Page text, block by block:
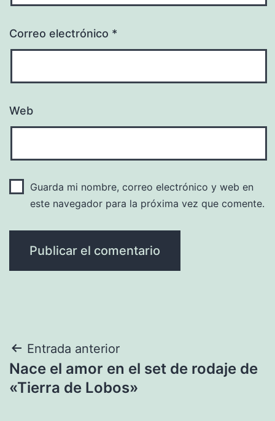
Correo electrónico *
Web
Guarda mi nombre, correo electrónico y web en
este navegador para la próxima vez que comente.
Navegación
de
Entrada anterior
Nace el amor en el set de rodaje de
«Tierra de Lobos»